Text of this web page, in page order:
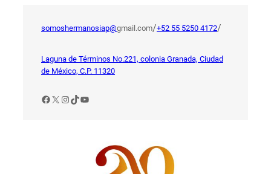
somoshermanosiap@gmail.com/+52 55 5250 4172/
Laguna de Términos No.221, colonia Granada, Ciudad
de México, C.P. 11320
Facebook
X Instagram
TikTok
YouTube